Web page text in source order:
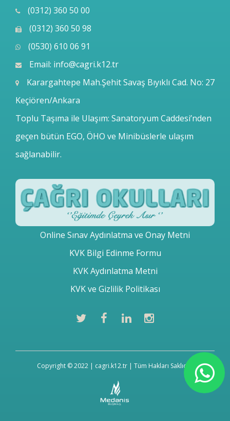
(0312) 360 50 00
(0312) 360 50 98
(0530) 610 06 91
Email: info@cagri.k12.tr
Karargahtepe Mah.Şehit Savaş Bıyıklı Cad. No: 27
Keçiören/Ankara
Toplu Taşıma ile Ulaşım: Sanatoryum Caddesi’nden
geçen bütün EGO, ÖHO ve Minibüslerle ulaşım
sağlanabilir.
Online Sınav Aydınlatma ve Onay Metni
KVK Bilgi Edinme Formu
KVK Aydınlatma Metni
KVK ve Gizlilik Politikası
Copyright © 2022 | cagri.k12.tr | Tüm Hakları Saklıdır.